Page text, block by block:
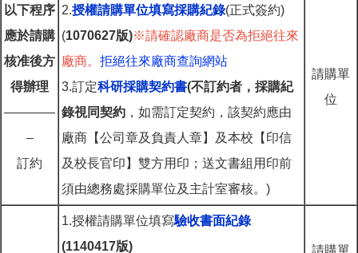
以下程序
應於請購
核准後方
得辦理
————
–
訂約
2.授權請購單位填寫採購紀錄(正式簽約)
(1070627版)※請確認廠商是否為拒絕往來
廠商。 拒絕往來廠商查詢網站
3.訂定科研採購契約書(不訂約者，採購紀
錄視同契約 ，如需訂定契約，該契約應由
廠商【公司章及負責人章】及本校【印信
及校長官印】雙方用印；送文書組用印前
須由總務處採購單位及主計室審核。)
請購單
位
1.授權請購單位填寫驗收書面紀錄
(1140417版)
請購單